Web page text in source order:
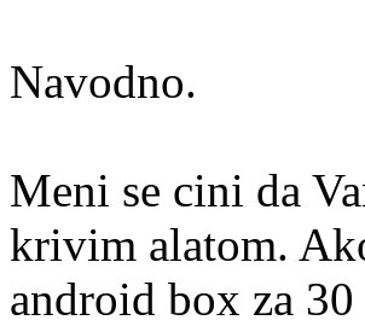
Navodno.
Meni se cini da
krivim alatom.
android box za